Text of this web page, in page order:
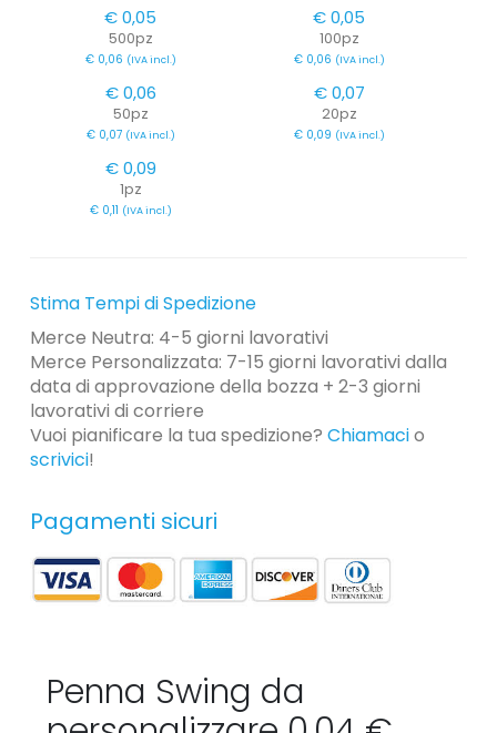
€ 0,05
500pz
€ 0,06 (IVA incl.)
€ 0,05
100pz
€ 0,06 (IVA incl.)
€ 0,06
50pz
€ 0,07 (IVA incl.)
€ 0,07
20pz
€ 0,09 (IVA incl.)
€ 0,09
1pz
€ 0,11 (IVA incl.)
Stima Tempi di Spedizione
Merce Neutra: 4-5 giorni lavorativi
Merce Personalizzata: 7-15 giorni lavorativi dalla
data di approvazione della bozza + 2-3 giorni
lavorativi di corriere
Vuoi pianificare la tua spedizione? Chiamacio
scrivici!
Pagamenti sicuri
Penna Swing da